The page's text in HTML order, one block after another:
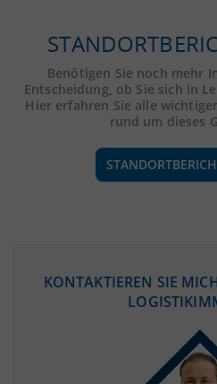
Benötigen Sie noch mehr
Entscheidung, ob Sie sich in
Hier erfahren Sie alle
rund um dieses
(STAND: 12/2019)
KONTAKTIEREN SIE